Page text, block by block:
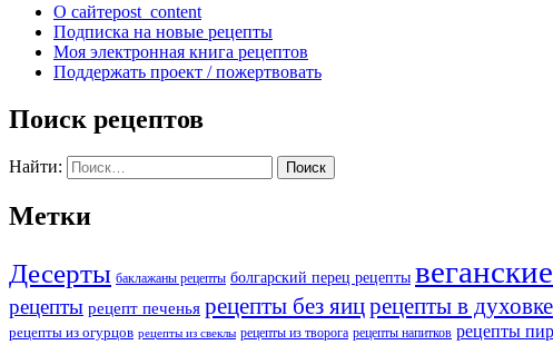
О сайтеpost_content
Подписка на новые рецепты
Моя электронная книга рецептов
Поддержать проект / пожертвовать
Поиск рецептов
Найти:
Метки
Десерты баклажаны рецепты болгарский перец рецепты
рецепты рецепт печенья рецепты без яицрецепты в духовке
рецепты из огурцов рецепты из свеклы рецепты из творога рецепты напитков рецепты